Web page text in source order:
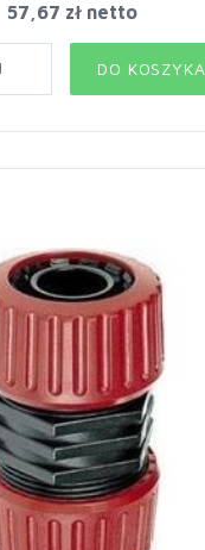
57,67 zł netto
DO KOSZYKA